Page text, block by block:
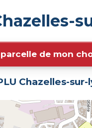
de mon
Chazelles-sur-